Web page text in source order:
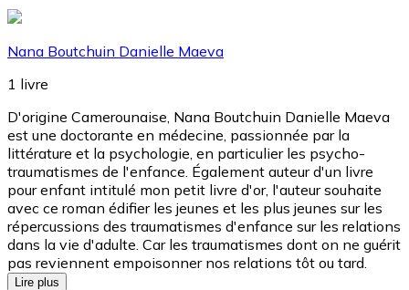
Nana Boutchuin Danielle Maeva
1 livre
D'origine Camerounaise, Nana Boutchuin Danielle Maeva
est une doctorante en médecine, passionnée par la
littérature et la psychologie, en particulier les psycho-
traumatismes de l'enfance. Également auteur d'un livre
pour enfant intitulé mon petit livre d'or, l'auteur souhaite
avec ce roman édifier les jeunes et les plus jeunes sur les
répercussions des traumatismes d'enfance sur les relations
dans la vie d'adulte. Car les traumatismes dont on ne guérit
pas reviennent empoisonner nos relations tôt ou tard.
Lire plus